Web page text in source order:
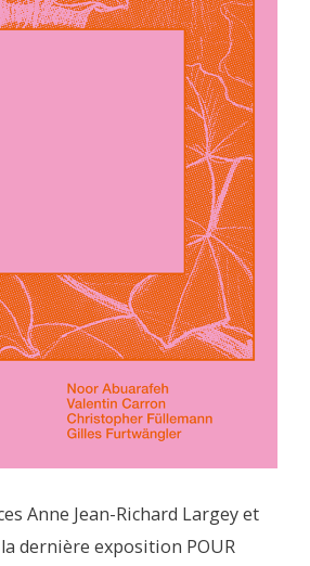
Anne Jean-Richard Largey et
dernière exposition POUR